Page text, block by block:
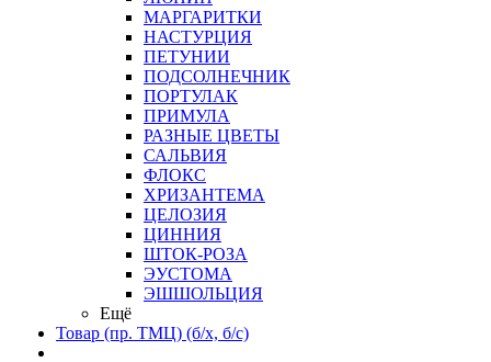
МАРГАРИТКИ
НАСТУРЦИЯ
ПЕТУНИИ
ПОДСОЛНЕЧНИК
ПОРТУЛАК
ПРИМУЛА
РАЗНЫЕ ЦВЕТЫ
САЛЬВИЯ
ФЛОКС
ХРИЗАНТЕМА
ЦЕЛОЗИЯ
ЦИННИЯ
ШТОК-РОЗА
ЭУСТОМА
ЭШШОЛЬЦИЯ
Ещё
Товар (пр. ТМЦ) (б/х, б/с)